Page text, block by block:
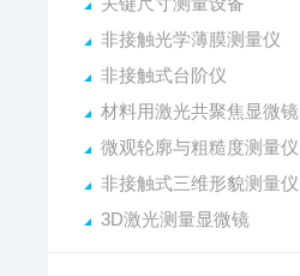
非接触光学薄膜测量仪
非接触式台阶仪
材料用激光共聚焦显微镜
微观轮廓与粗糙度测量仪
非接触式三维形貌测量仪
3D激光测量显微镜